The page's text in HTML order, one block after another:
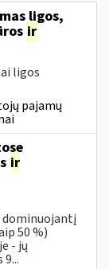
ligos,
ir
ligos
pajamų
ir
dominuojantį
50 %)
- jų